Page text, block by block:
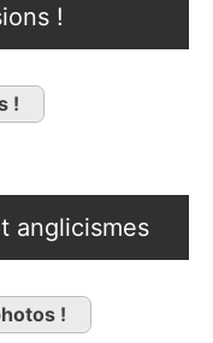
!
!
anglicismes
!